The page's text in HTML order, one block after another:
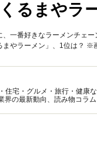
るまやラ
一番好きなラーメンチェ
やラーメン」、1位は？ ※
住宅・グルメ・旅行・健
界の最新動向、読み物コラ